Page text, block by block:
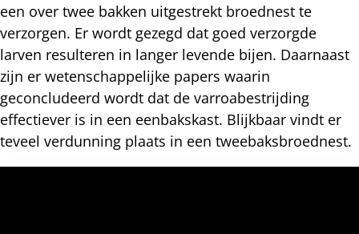
een over twee bakken uitgestrekt broednest te
verzorgen. Er wordt gezegd dat goed verzorgde
larven resulteren in langer levende bijen. Daarnaast
zijn er wetenschappelijke papers waarin
geconcludeerd wordt dat de varroabestrijding
effectiever is in een eenbakskast. Blijkbaar vindt er
teveel verdunning plaats in een tweebaksbroednest.